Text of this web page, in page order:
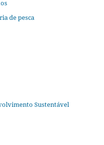
de pesca
Sustentável